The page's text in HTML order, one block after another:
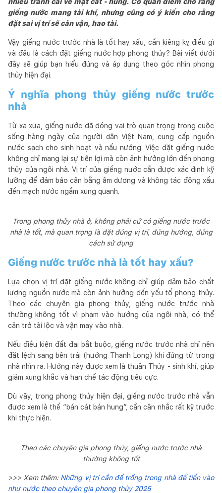
giếng nước mang tài khí, nhưng cũng có ý kiến cho rằng
đặt sai vị trí sẽ cản vận, hao tài.
Vậy giếng nước trước nhà là tốt hay xấu, cần kiêng kỵ điều gì
và đâu là cách đặt giếng nước hợp phong thủy? Bài viết dưới
đây sẽ giúp bạn hiểu đúng và áp dụng theo góc nhìn phong
thủy hiện đại.
Ý nghĩa phong thủy giếng nước trước
nhà
Từ xa xưa, giếng nước đã đóng vai trò quan trọng trong cuộc
sống hàng ngày của người dân Việt Nam, cung cấp nguồn
nước sạch cho sinh hoạt và nấu nướng. Việc đặt giếng nước
không chỉ mang lại sự tiện lợi mà còn ảnh hưởng lớn đến phong
thủy của ngôi nhà. Vị trí của giếng nước cần được xác định kỹ
lưỡng để đảm bảo cân bằng âm dương và không tác động xấu
đến mạch nước ngầm xung quanh.
Trong phong thủy nhà ở, không phải cứ có giếng nước trước
nhà là tốt, mà quan trọng là đặt đúng vị trí, đúng hướng, đúng
cách sử dụng
Giếng nước trước nhà là tốt hay xấu?
Lựa chọn vị trí đặt giếng nước không chỉ giúp đảm bảo chất
lượng nguồn nước mà còn ảnh hưởng đến yếu tố phong thủy.
Theo các chuyên gia phong thủy, giếng nước trước nhà
thường không tốt vì phạm vào hướng của ngôi nhà, có thể
cản trở tài lộc và vận may vào nhà.
Nếu điều kiện đất đai bắt buộc, giếng nước trước nhà chỉ nên
đặt lệch sang bên trái (hướng Thanh Long) khi đứng từ trong
nhà nhìn ra. Hướng này được xem là thuận Thủy - sinh khí, giúp
giảm xung khắc và hạn chế tác động tiêu cực.
Dù vậy, trong phong thủy hiện đại, giếng nước trước nhà vẫn
được xem là thế “bán cát bán hung”, cần cân nhắc rất kỹ trước
khi thực hiện.
Theo các chuyên gia phong thủy, giếng nước trước nhà
thường không tốt
>>> Xem thêm: Những vị trí cần để trống trong nhà để tiền vào
như nước theo chuyên gia phong thủy 2025